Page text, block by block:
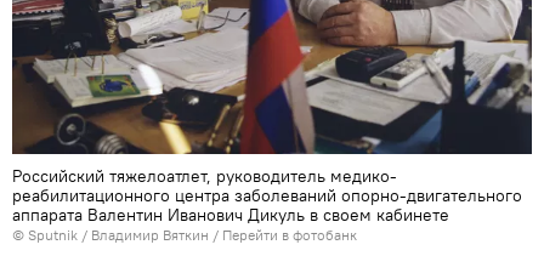
Российский тяжелоатлет, руководитель медико-
реабилитационного центра заболеваний опорно-двигательного
аппарата Валентин Иванович Дикуль в своем кабинете
© Sputnik / Владимир Вяткин / Перейти в фотобанк